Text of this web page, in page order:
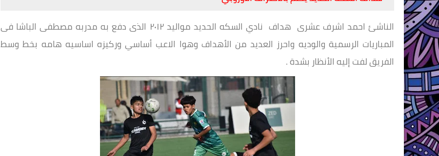
الناشئ احمد اشرف عشرى هداف نادي السكه الحديد مواليد ٢٠١٢ الذى دفع به مدربه مصطفى الباشا فى
المباريات الرسمية والوديه واحرز العديد من الأهداف وهوا الاعب أساسي وركيزه اساسيه هامه بخط وسط
الفريق لفت إليه الأنظار بشدة .